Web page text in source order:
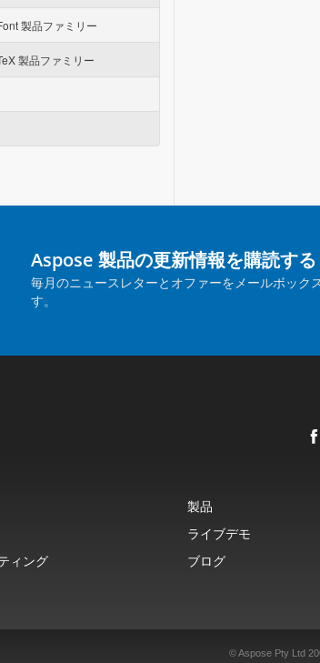
製品ファミリー
製品ファミリー
Aspose 製品の更新情報を購読する
毎月のニュースレターとオファーをメールボック
す。
製品
ライブデモ
ィング
ブログ
© Aspose Pty Ltd